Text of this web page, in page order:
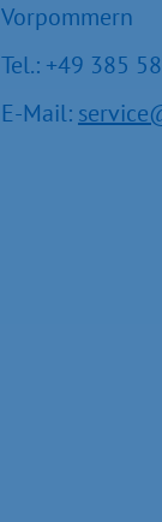
Vorpommern
Tel.: +49 385
E-Mail: